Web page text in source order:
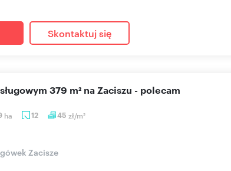
Skontaktuj się
ha 12 45 zł/m2
379 m² na Zaciszu - polecam
Zacisze